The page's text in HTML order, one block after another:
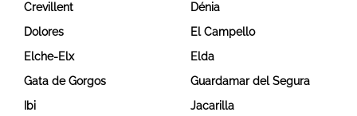
Crevillent
Dénia
Dolores
El Campello
Elche-Elx
Elda
Gata de Gorgos
Guardamar del Segura
Ibi
Jacarilla